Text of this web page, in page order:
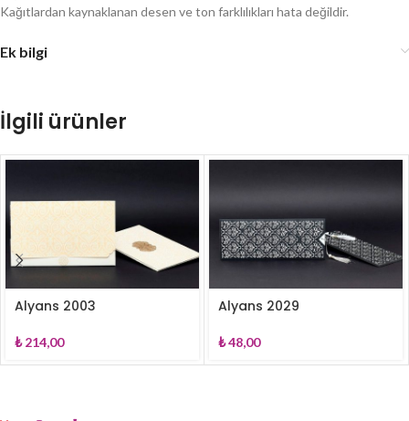
Kağıtlardan kaynaklanan desen ve ton farklılıkları hata değildir.
Ek bilgi
İlgili ürünler
Alyans 2003
₺214,00
Alyans 2029
₺48,00